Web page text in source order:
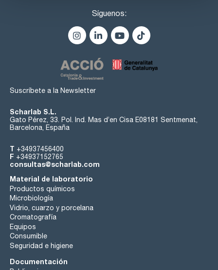
Síguenos:
Suscríbete a la Newsletter
Scharlab S.L.
Gato Pérez, 33. Pol. Ind. Mas d’en Cisa E08181 Sentmenat,
Barcelona, España
T +34937456400
F +34937152765
consultas@scharlab.com
Material de laboratorio
Productos químicos
Microbiología
Vidrio, cuarzo y porcelana
Cromatografía
Equipos
Consumible
Seguridad e higiene
Documentación